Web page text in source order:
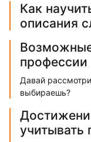
Как
описания
профессии
Давай
выбираешь?
учитывать